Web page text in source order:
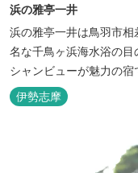
浜の雅亭一井
浜の雅亭一井は鳥羽市
名な千鳥ヶ浜海水浴の
シャンビューが魅力の宿です。 宿のコンセプトは「
へ、ようきたなあ」。鳥
面したみなと町。相差の
千鳥ヶ浜、海に浮く富
れた「しあわせの海」
伊勢志摩